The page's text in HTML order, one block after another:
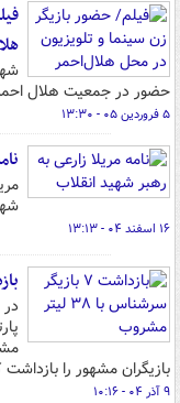
حضور در جمعیت هلال
۵ فروردین ۰۵ - ۱۳:۳۰
۱۶ اسفند ۰۴ - ۱۳:۱۳
بازداشت
بازیگران مشهور را بازداشت
۹ آذر ۰۴ - ۱۰:۱۶